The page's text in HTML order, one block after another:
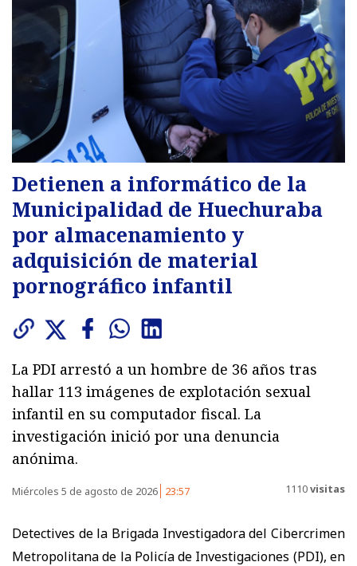
Detienen a informático de la
Municipalidad de Huechuraba
por almacenamiento y
adquisición de material
pornográfico infantil
La PDI arrestó a un hombre de 36 años tras
hallar 113 imágenes de explotación sexual
infantil en su computador fiscal. La
investigación inició por una denuncia
anónima.
Miércoles 5 de agosto de 2026 23:57 1110visitas
Detectives de la Brigada Investigadora del Cibercrimen
Metropolitana de la Policía de Investigaciones (PDI), en